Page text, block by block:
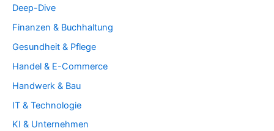
Deep-Dive
Finanzen & Buchhaltung
Gesundheit & Pflege
Handel & E-Commerce
Handwerk & Bau
IT & Technologie
KI & Unternehmen